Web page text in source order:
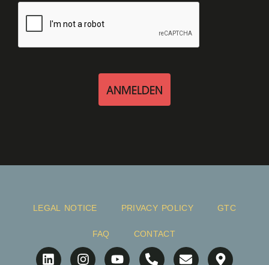
ANMELDEN
LEGAL NOTICE PRIVACY POLICY GTC
FAQ CONTACT